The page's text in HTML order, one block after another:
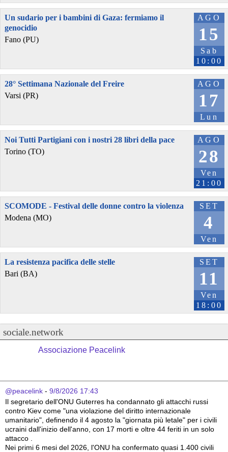
AGO
15
Sab
10:00
Un sudario per i bambini di Gaza: fermiamo il
genocidio
Fano (PU)
AGO
17
Lun
28° Settimana Nazionale del Freire
Varsi (PR)
AGO
28
Ven
21:00
Noi Tutti Partigiani con i nostri 28 libri della pace
Torino (TO)
SET
4
Ven
SCOMODE - Festival delle donne contro la violenza
Modena (MO)
SET
11
Ven
18:00
La resistenza pacifica delle stelle
Bari (BA)
sociale.network
Associazione Peacelink
@peacelink - 9/8/2026 17:43
Il segretario dell'ONU Guterres ha condannato gli attacchi russi
contro Kiev come "una violazione del diritto internazionale
umanitario", definendo il 4 agosto la "giornata più letale" per i civili
ucraini dall'inizio dell'anno, con 17 morti e oltre 44 feriti in un solo
attacco .
Nei primi 6 mesi del 2026, l'ONU ha confermato quasi 1.400 civili